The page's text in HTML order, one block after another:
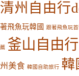
清州自由行
著飛魚玩韓國 跟著飛魚玩首
薦 釜山自由行
州美食 韓國自助旅行 韓